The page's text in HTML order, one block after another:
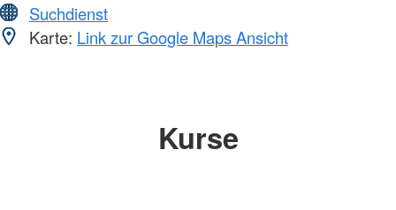
Suchdienst
Karte: Link zur Google Maps Ansicht
Kurse